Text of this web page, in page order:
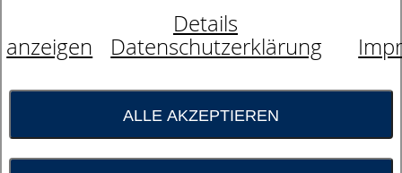
Details
anzeigen
Datenschutzerklärung
ALLE AKZEPTIEREN